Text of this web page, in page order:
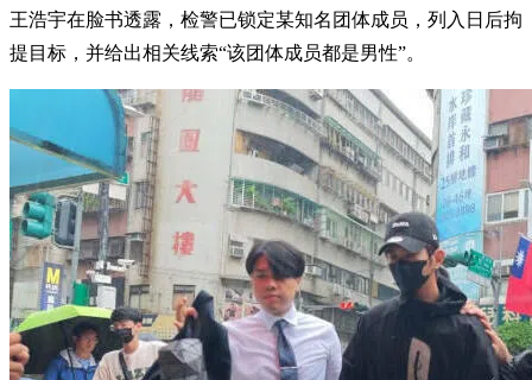
王浩宇在脸书透露，检警已锁定某知名团体成员，列入日后拘
提目标，并给出相关线索“该团体成员都是男性”。